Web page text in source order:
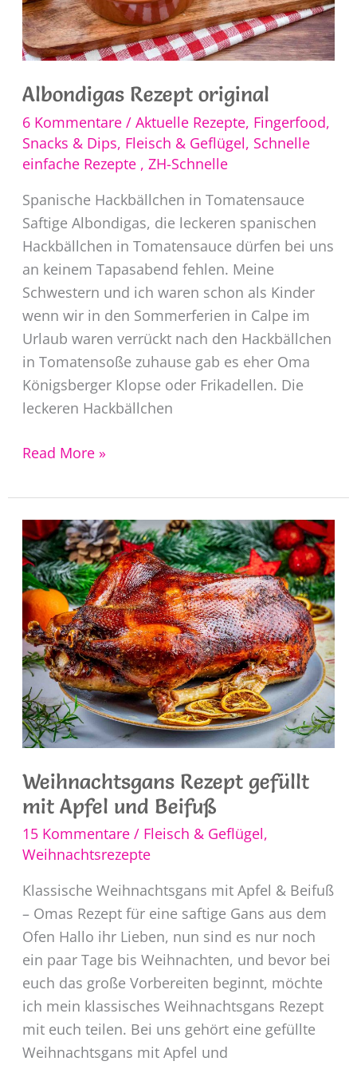
Albondigas Rezept original
6 Kommentare / Aktuelle Rezepte, Fingerfood,
Snacks & Dips, Fleisch & Geflügel, Schnelle
einfache Rezepte , ZH-Schnelle
Spanische Hackbällchen in Tomatensauce
Saftige Albondigas, die leckeren spanischen
Hackbällchen in Tomatensauce dürfen bei uns
an keinem Tapasabend fehlen. Meine
Schwestern und ich waren schon als Kinder
wenn wir in den Sommerferien in Calpe im
Urlaub waren verrückt nach den Hackbällchen
in Tomatensoße zuhause gab es eher Oma
Königsberger Klopse oder Frikadellen. Die
leckeren Hackbällchen
Albondigas
original
Read More »
Weihnachtsgans Rezept gefüllt
mit Apfel und Beifuß
15 Kommentare / Fleisch & Geflügel,
Weihnachtsrezepte
Klassische Weihnachtsgans mit Apfel & Beifuß
– Omas Rezept für eine saftige Gans aus dem
Ofen Hallo ihr Lieben, nun sind es nur noch
ein paar Tage bis Weihnachten, und bevor bei
euch das große Vorbereiten beginnt, möchte
ich mein klassisches Weihnachtsgans Rezept
mit euch teilen. Bei uns gehört eine gefüllte
Weihnachtsgans mit Apfel und